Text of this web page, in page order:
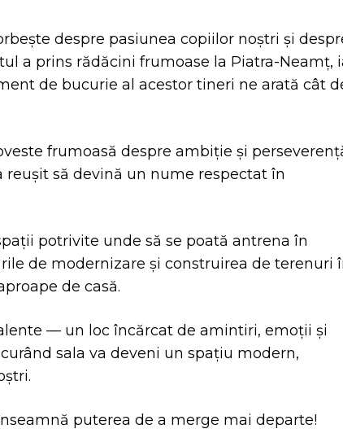
despre pasiunea copiilor noștri și
a prins rădăcini frumoase la Piatra-Neamț,
de bucurie al acestor tineri ne arată cât
frumoasă despre ambiție și
să devină un nume respectat în
potrivite unde să se poată antrena în
de modernizare și construirea de terenuri
de casă.
— un loc încărcat de amintiri, emoții și
sala va deveni un spațiu modern,
puterea de a merge mai departe!